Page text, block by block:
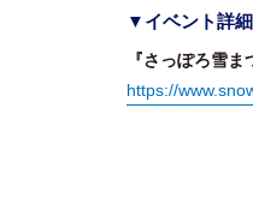
▼イベント詳
『さっぽろ雪
https://